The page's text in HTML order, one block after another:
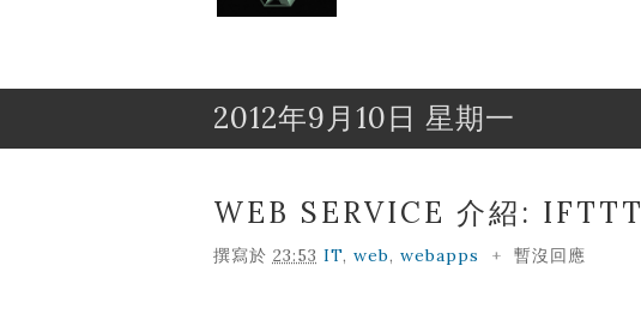
Goofyz
2012年9月10日 星期一
WEB SERVICE 介紹: IFTTT
撰寫於 23:53 IT, web, webapps + 暫沒回應